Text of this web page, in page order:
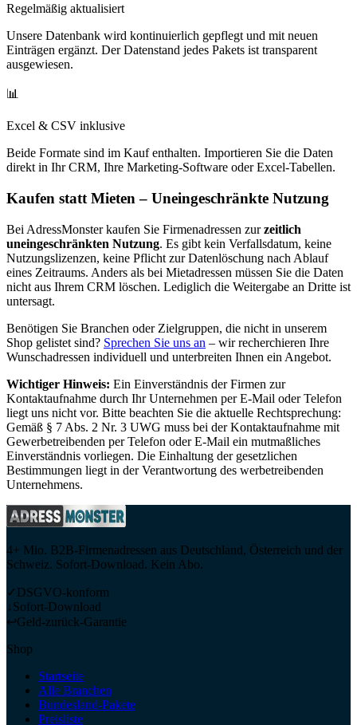
Regelmäßig aktualisiert
Unsere Datenbank wird kontinuierlich gepflegt und mit neuen
Einträgen ergänzt. Der Datenstand jedes Pakets ist transparent
ausgewiesen.
📊
Excel & CSV inklusive
Beide Formate sind im Kauf enthalten. Importieren Sie die Daten
direkt in Ihr CRM, Ihre Marketing-Software oder Excel-Tabellen.
Kaufen statt Mieten – Uneingeschränkte Nutzung
Bei AdressMonster kaufen Sie Firmenadressen zur zeitlich
uneingeschränkten Nutzung. Es gibt kein Verfallsdatum, keine
Nutzungslizenzen, keine Pflicht zur Datenlöschung nach Ablauf
eines Zeitraums. Anders als bei Mietadressen müssen Sie die Daten
nicht aus Ihrem CRM löschen. Lediglich die Weitergabe an Dritte ist
untersagt.
Benötigen Sie Branchen oder Zielgruppen, die nicht in unserem
Shop gelistet sind? Sprechen Sie uns an – wir recherchieren Ihre
Wunschadressen individuell und unterbreiten Ihnen ein Angebot.
Wichtiger Hinweis: Ein Einverständnis der Firmen zur
Kontaktaufnahme durch Ihr Unternehmen per E-Mail oder Telefon
liegt uns nicht vor. Bitte beachten Sie die aktuelle Rechtsprechung:
Gemäß § 7 Abs. 2 Nr. 3 UWG muss bei der Kontaktaufnahme mit
Gewerbetreibenden per Telefon oder E-Mail ein mutmaßliches
Einverständnis vorliegen. Die Einhaltung der gesetzlichen
Bestimmungen liegt in der Verantwortung des werbetreibenden
Unternehmens.
4+ Mio. B2B-Firmenadressen aus Deutschland, Österreich und der
Schweiz. Sofort-Download. Kein Abo.
✓ DSGVO-konform
↓Sofort-Download
↩Geld-zurück-Garantie
Shop
Startseite
Alle Branchen
Bundesland-Pakete
Preisliste